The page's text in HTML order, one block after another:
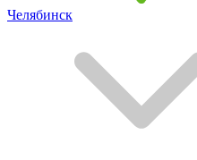
Челябинск